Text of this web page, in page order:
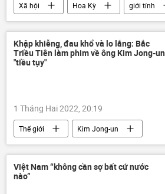
Xã hội Hoa Kỳ giới tính
Khập khiễng, đau khổ và lo lắng: Bắc
Triều Tiên làm phim về ông Kim Jong-un
"tiều tụy"
1 Tháng Hai 2022, 20:19
Thế giới
Kim Jong-un
Bắc Triều Tiên
Báo chí thế giới
Sức khoẻ
Việt Nam “không cần sợ bất cứ nước
nào”